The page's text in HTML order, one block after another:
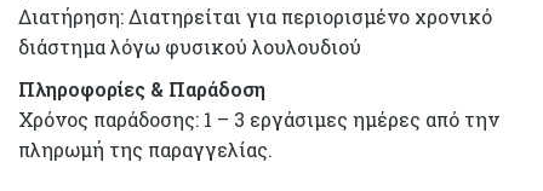
Διατήρηση: Διατηρείται για περιορισμένο χρονικό
διάστημα λόγω φυσικού λουλουδιού
Πληροφορίες & Παράδοση
Χρόνος παράδοσης: 1 – 3 εργάσιμες ημέρες από την
πληρωμή της παραγγελίας.